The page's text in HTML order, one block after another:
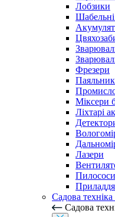
Лобзики
Фрезери
Міксери
Ліхтарі
Лазери
Пилососи
Садова
Садова